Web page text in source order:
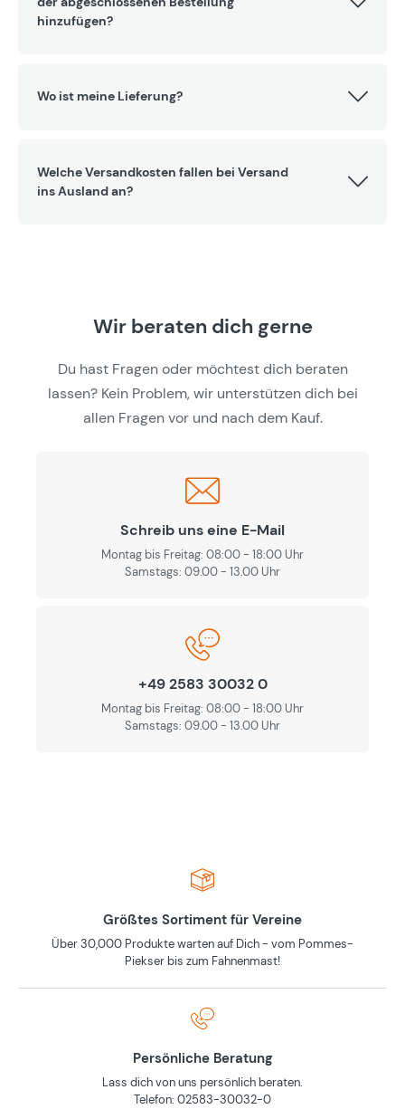
hinzufügen?
Wo ist meine Lieferung?
Welche Versandkosten fallen bei Versand
ins Ausland an?
Wir beraten dich gerne
Du hast Fragen oder möchtest dich beraten
lassen? Kein Problem, wir unterstützen dich bei
allen Fragen vor und nach dem Kauf.
Schreib uns eine E-Mail
Montag bis Freitag: 08:00 - 18:00 Uhr
Samstags: 09.00 - 13.00 Uhr
+49 2583 30032 0
Montag bis Freitag: 08:00 - 18:00 Uhr
Samstags: 09.00 - 13.00 Uhr
Größtes Sortiment für Vereine
Über 30,000 Produkte warten auf Dich - vom Pommes-
Piekser bis zum Fahnenmast!
Persönliche Beratung
Lass dich von uns persönlich beraten.
Telefon: 02583-30032-0